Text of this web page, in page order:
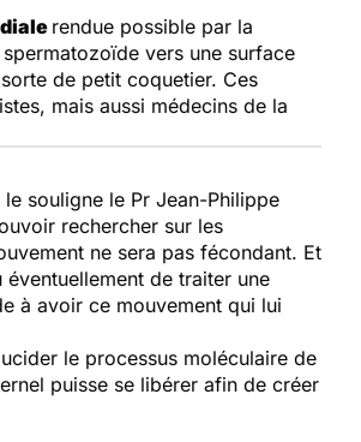
rendue possible par la
vers une surface
de petit coquetier. Ces
mais aussi médecins de la
souligne le Pr Jean-Philippe
rechercher sur les
ne sera pas fécondant. Et
de traiter une
à avoir ce mouvement qui lui
le processus moléculaire de
puisse se libérer afin de créer